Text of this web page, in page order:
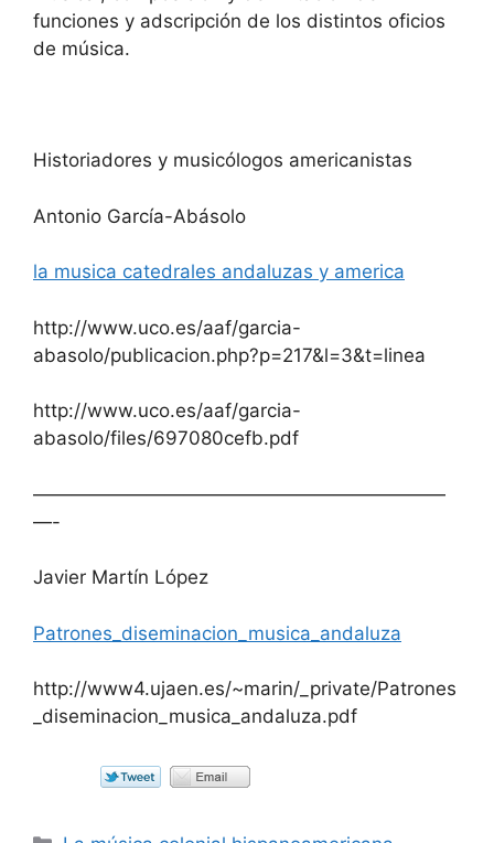
funciones y adscripción de los distintos oficios
de música.
Historiadores y musicólogos americanistas
Antonio García-Abásolo
la musica catedrales andaluzas y america
http://www.uco.es/aaf/garcia-
abasolo/publicacion.php?p=217&l=3&t=linea
http://www.uco.es/aaf/garcia-
abasolo/files/697080cefb.pdf
——————————————————————
—-
Javier Martín López
Patrones_diseminacion_musica_andaluza
http://www4.ujaen.es/~marin/_private/Patrones
_diseminacion_musica_andaluza.pdf